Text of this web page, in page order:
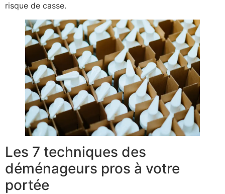
risque de casse.
Les 7 techniques des
déménageurs pros à votre
portée